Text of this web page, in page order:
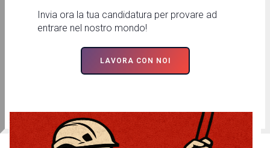
Invia ora la tua candidatura per provare ad
entrare nel nostro mondo!
LAVORA CON NOI